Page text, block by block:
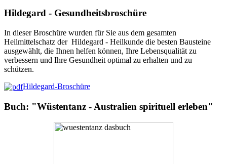
Hildegard - Gesundheitsbroschüre
In dieser Broschüre wurden für Sie aus dem gesamten
Heilmittelschatz der Hildegard - Heilkunde die besten Bausteine
ausgewählt, die Ihnen helfen können, Ihre Lebensqualität zu
verbessern und Ihre Gesundheit optimal zu erhalten und zu
schützen.
Hildegard-Broschüre
Buch: "Wüstentanz - Australien spirituell erleben"